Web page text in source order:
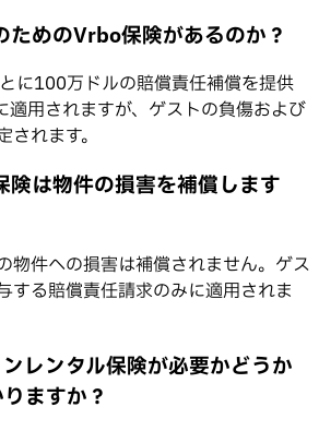
めのVrbo保険があるのか？
に100万ドルの賠償責任補償を提供
適用されますが、ゲストの負傷および
れます。
は物件の損害を補償します
物件への損害は補償されません。ゲス
する賠償責任請求のみに適用されま
レンタル保険が必要かどうか
ますか？